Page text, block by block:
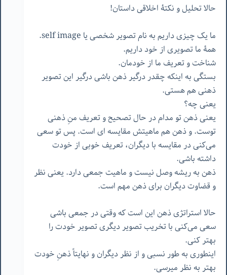
حالا تحلیل و نکتۀ اخلاقی داستان!
ما یک چیزی داریم به نام تصویر شخصی یا self image.
همۀ ما تصویری از خود داریم.
شناخت و تعریف ما از خودمان.
بستگی به اینکه چقدر درگیر ذهن باشی درگیر این تصویر
ذهنی هم هستی.
یعنی چه؟
یعنی ذهن تو مدام در حال تصحیح و تعریف منِ ذهنی
توست. و ذهن هم ماهیتش مقایسه ای است. پس تو سعی
می‌کنی در مقایسه با دیگران، تعریف خوبی از خودت
داشته باشی.
ذهن به ریشه وصل نیست و ماهیت جمعی دارد. یعنی نظر
و قضاوت دیگران برای ذهن مهم است.
حالا استراتژی ذهن این است که وقتی در جمعی باشی
سعی می‌کنی با تخریب تصویر دیگری تصویر خودت را
بهتر کنی.
اینطوری به طور نسبی و از نظر دیگران و نهایتاً ذهنِ خودت
بهتر به نظر میرسی.